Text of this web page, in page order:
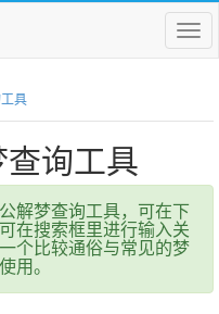
菜
单
具
询工具
解梦查询工具，可在下
在搜索框里进行输入关
个比较通俗与常见的梦
用。